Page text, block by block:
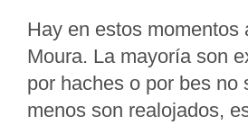
Hay en estos momentos
Moura. La mayoría son
por haches o por bes no
menos son realojados,